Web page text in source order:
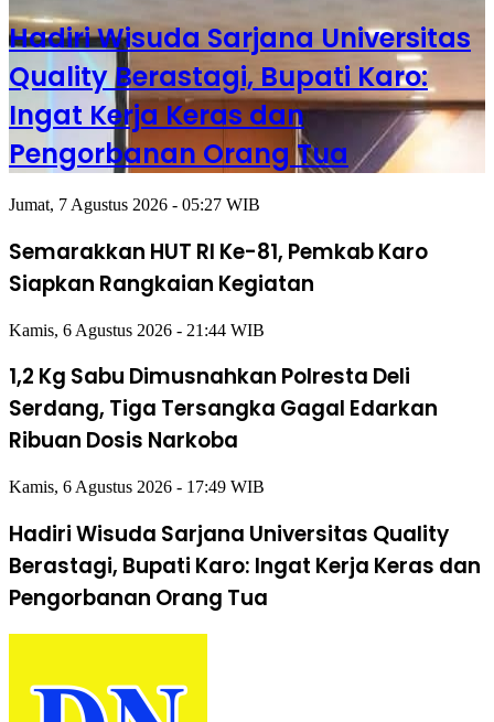
Hadiri Wisuda Sarjana Universitas
Quality Berastagi, Bupati Karo:
Ingat Kerja Keras dan
Pengorbanan Orang Tua
Jumat, 7 Agustus 2026 - 05:27 WIB
Semarakkan HUT RI Ke-81, Pemkab Karo
Siapkan Rangkaian Kegiatan
Kamis, 6 Agustus 2026 - 21:44 WIB
1,2 Kg Sabu Dimusnahkan Polresta Deli
Serdang, Tiga Tersangka Gagal Edarkan
Ribuan Dosis Narkoba
Kamis, 6 Agustus 2026 - 17:49 WIB
Hadiri Wisuda Sarjana Universitas Quality
Berastagi, Bupati Karo: Ingat Kerja Keras dan
Pengorbanan Orang Tua